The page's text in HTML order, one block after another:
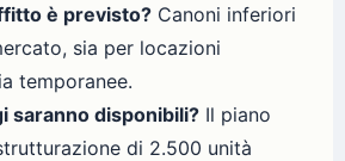
è previsto? Canoni inferiori
sia per locazioni
temporanee.
saranno disponibili? Il piano
di 2.500 unità